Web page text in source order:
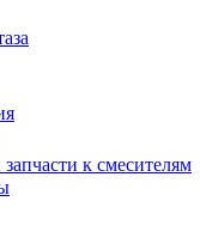
к смесителям